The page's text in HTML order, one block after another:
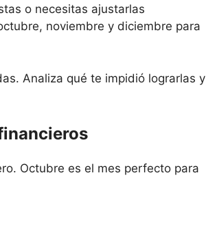
o necesitas ajustarlas
noviembre y diciembre para
Analiza qué te impidió lograrlas y
Octubre es el mes perfecto para